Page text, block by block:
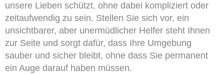
unsere Lieben schützt, ohne dabei kompliziert oder
zeitaufwendig zu sein. Stellen Sie sich vor, ein
unsichtbarer, aber unermüdlicher Helfer steht Ihnen
zur Seite und sorgt dafür, dass Ihre Umgebung
sauber und sicher bleibt, ohne dass Sie permanent
ein Auge darauf haben müssen.